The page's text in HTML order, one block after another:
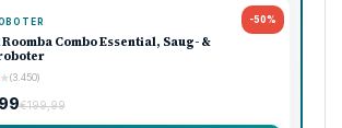
-50%
Combo Essential, Saug- &
(3.450)
€199,99